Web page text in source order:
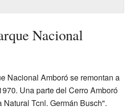
Nacional
Nacional Amboró se remontan a
Una parte del Cerro Amboró
Tcnl. Germán Busch".